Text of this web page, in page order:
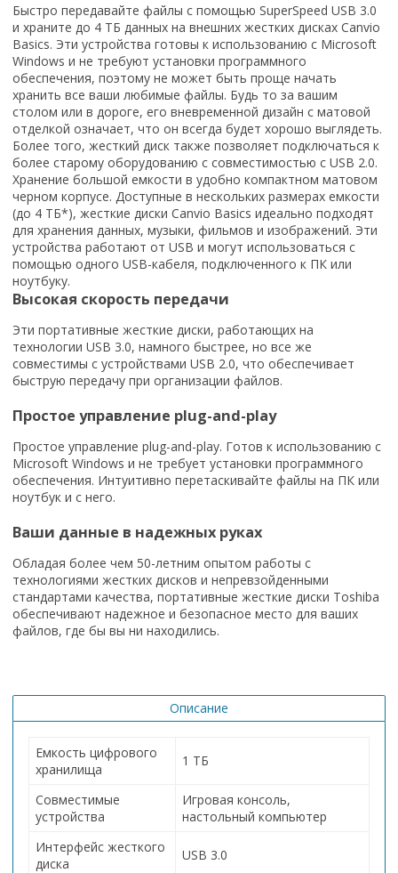
Быстро передавайте файлы с помощью SuperSpeed USB 3.0
и храните до 4 ТБ данных на внешних жестких дисках Canvio
Basics. Эти устройства готовы к использованию с Microsoft
Windows и не требуют установки программного
обеспечения, поэтому не может быть проще начать
хранить все ваши любимые файлы. Будь то за вашим
столом или в дороге, его вневременной дизайн с матовой
отделкой означает, что он всегда будет хорошо выглядеть.
Более того, жесткий диск также позволяет подключаться к
более старому оборудованию с совместимостью с USB 2.0.
Хранение большой емкости в удобно компактном матовом
черном корпусе. Доступные в нескольких размерах емкости
(до 4 ТБ*), жесткие диски Canvio Basics идеально подходят
для хранения данных, музыки, фильмов и изображений. Эти
устройства работают от USB и могут использоваться с
помощью одного USB-кабеля, подключенного к ПК или
ноутбуку.
Высокая скорость передачи
Эти портативные жесткие диски, работающих на
технологии USB 3.0, намного быстрее, но все же
совместимы с устройствами USB 2.0, что обеспечивает
быструю передачу при организации файлов.
Простое управление plug-and-play
Простое управление plug-and-play. Готов к использованию с
Microsoft Windows и не требует установки программного
обеспечения. Интуитивно перетаскивайте файлы на ПК или
ноутбук и с него.
Ваши данные в надежных руках
Обладая более чем 50-летним опытом работы с
технологиями жестких дисков и непревзойденными
стандартами качества, портативные жесткие диски Toshiba
обеспечивают надежное и безопасное место для ваших
файлов, где бы вы ни находились.
Описание
Емкость цифрового
хранилища
1 ТБ
Совместимые
устройства
Игровая консоль,
настольный компьютер
Интерфейс жесткого
диска
USB 3.0